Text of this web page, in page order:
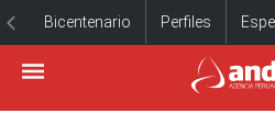
Bicentenario Perfiles